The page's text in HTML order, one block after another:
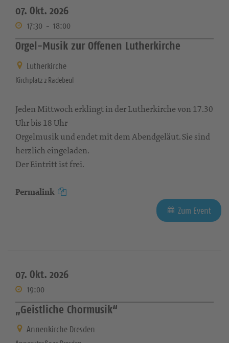
07. Okt. 2026
17:30 - 18:00
Orgel-Musik zur Offenen Lutherkirche
Lutherkirche
Kirchplatz 2 Radebeul
Jeden Mittwoch erklingt in der Lutherkirche von 17.30
Uhr bis 18 Uhr
Orgelmusik und endet mit dem Abendgeläut. Sie sind
herzlich eingeladen.
Der Eintritt ist frei.
Permalink
Zum Event
07. Okt. 2026
19:00
„Geistliche Chormusik“
Annenkirche Dresden